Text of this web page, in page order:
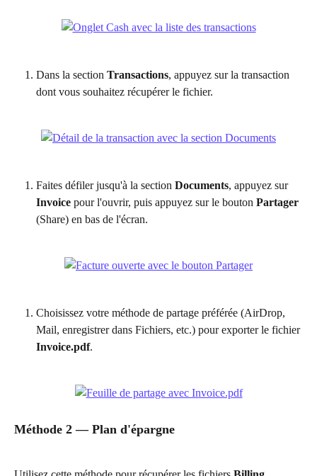
Dans la section Transactions, appuyez sur la transaction
dont vous souhaitez récupérer le fichier.
Faites défiler jusqu'à la section Documents, appuyez sur
Invoice pour l'ouvrir, puis appuyez sur le bouton Partager
(Share) en bas de l'écran.
Choisissez votre méthode de partage préférée (AirDrop,
Mail, enregistrer dans Fichiers, etc.) pour exporter le fichier
Invoice.pdf.
Méthode 2 — Plan d'épargne